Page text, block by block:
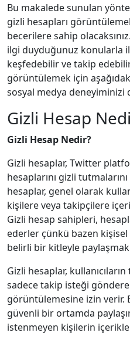
Bu makalede sunulan
gizli hesapları
becerilere sahip
ilgi duyduğunuz konularla
keşfedebilir ve takip
görüntülemek için
sosyal medya deneyiminizi
Gizli Hesap
Gizli Hesap Nedir?
Gizli hesaplar, Twitter
hesaplarını gizli
hesaplar, genel olarak
kişilere veya takipçilere
Gizli hesap sahipleri,
ederler çünkü bazen
belirli bir kitleyle
Gizli hesaplar, kullanıcıların
sadece takip isteği
görüntülemesine izin verir.
güvenli bir ortamda
istenmeyen kişilerin